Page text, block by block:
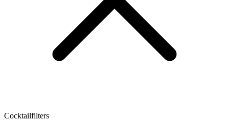
Cocktailfilters